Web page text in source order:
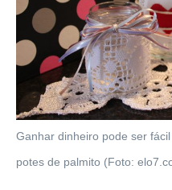
Ganhar dinheiro pode ser
potes de palmito (Foto: